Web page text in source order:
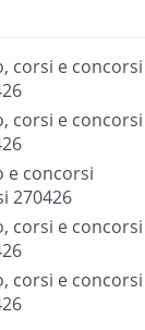
corsi e concorsi
corsi e concorsi
e concorsi
270426
corsi e concorsi
corsi e concorsi